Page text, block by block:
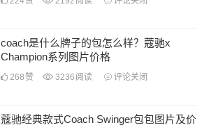
coach是什么牌子的包怎么样？蔻驰x
Champion系列图片价格
268 赞 3236 阅读 评论关闭
蔻驰经典款式Coach Swinger包包图片及价